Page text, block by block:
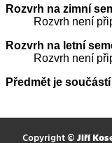
Rozvrh na zimní
Rozvrh není
Rozvrh na letní
Rozvrh není
Předmět je
Copyright © Jiří